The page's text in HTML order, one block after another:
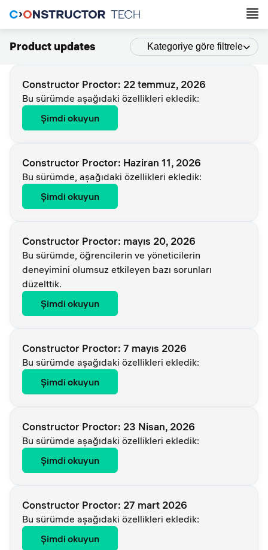
Product updates Kategoriye göre filtrele
Constructor Proctor: 22 temmuz, 2026
Bu sürümde aşağıdaki özellikleri ekledik:
Şimdi okuyun
Constructor Proctor: Haziran 11, 2026
Bu sürümde, aşağıdaki özellikleri ekledik:
Şimdi okuyun
Constructor Proctor: mayıs 20, 2026
Bu sürümde, öğrencilerin ve yöneticilerin
deneyimini olumsuz etkileyen bazı sorunları
düzelttik.
Şimdi okuyun
Constructor Proctor: 7 mayıs 2026
Bu sürümde aşağıdaki özellikleri ekledik:
Şimdi okuyun
Constructor Proctor: 23 Nisan, 2026
Bu sürümde aşağıdaki özellikleri ekledik:
Şimdi okuyun
Constructor Proctor: 27 mart 2026
Bu sürümde aşağıdaki özellikleri ekledik:
Şimdi okuyun